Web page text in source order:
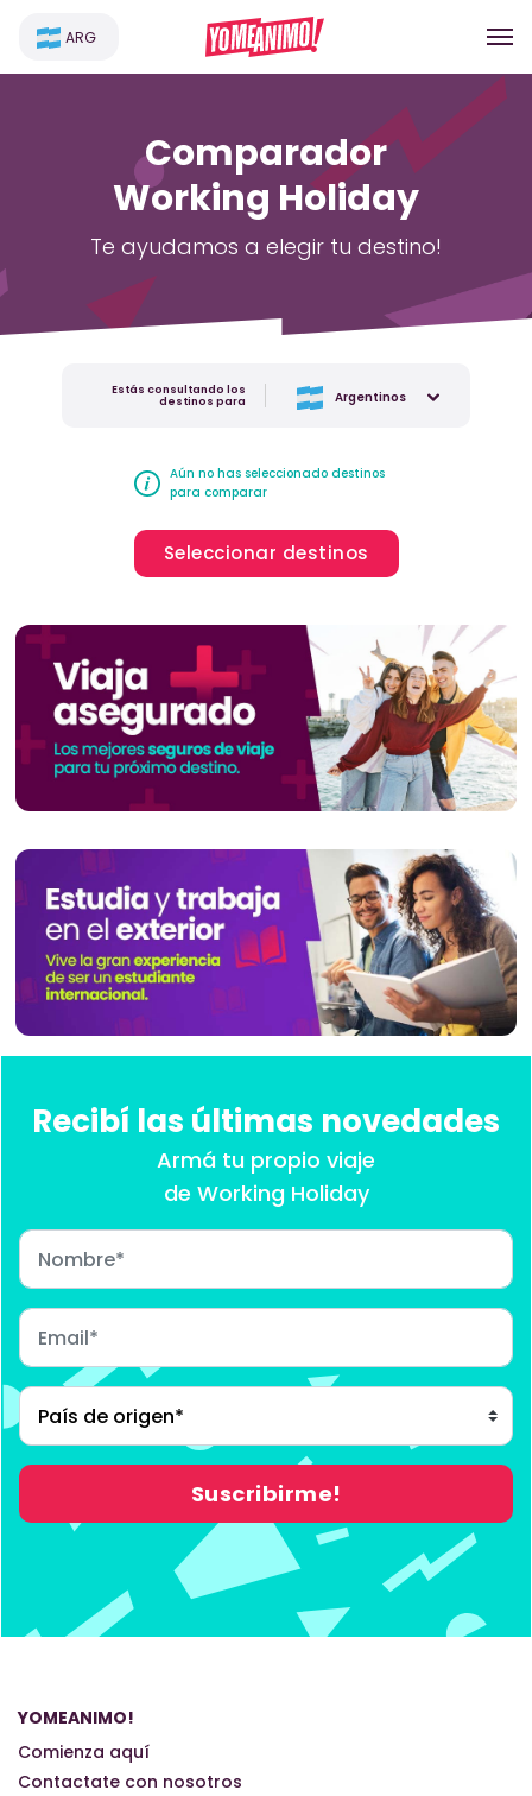
ARG
Comparador
Working Holiday
Te ayudamos a elegir tu destino!
Estás consultando los
destinos para
Argentinos
Aún no has seleccionado destinos
para comparar
Seleccionar destinos
Recibí las últimas novedades
Armá tu propio viaje
de Working Holiday
YOMEANIMO!
Comienza aquí
Contactate con nosotros